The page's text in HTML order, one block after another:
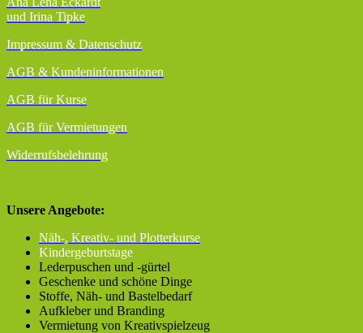
und Irina Tipke
Impressum & Datenschutz
AGB & Kundeninformationen
AGB für Kurse
AGB für Vermietungen
Widerrufsbelehrung
Unsere Angebote:
Näh-, Kreativ- und Plotterkurse
Kindergeburtstage
Lederpuschen und -gürtel
Geschenke und schöne Dinge
Stoffe, Näh- und Bastelbedarf
Aufkleber und Branding
Vermietung von Kreativspielzeug